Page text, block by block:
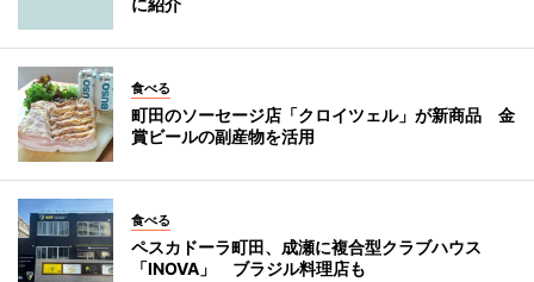
食べる
町田のソーセージ店「クロイツェル」が新商品 金
賞ビールの副産物を活用
食べる
ペスカドーラ町田、成瀬に複合型クラブハウス
「INOVA」 ブラジル料理店も